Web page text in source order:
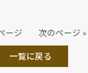
ージ
一覧に戻る
次のページ »